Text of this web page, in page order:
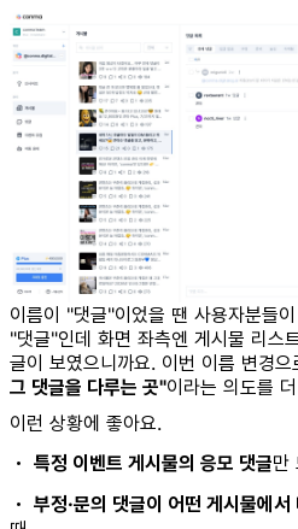
이름이 "댓글"이었을 땐 사용자분들
"댓글"인데 화면 좌측엔 게시물 리스
글이 보였으니까요. 이번 이름 변경으
그 댓글을 다루는 곳"이라는 의도를
이런 상황에 좋아요.
• 특정 이벤트 게시물의 응모 댓글만
• 부정·문의 댓글이 어떤 게시물에서